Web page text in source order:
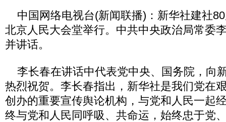
中国网络电视台(新闻联播)：新华社建社
北京人民大会堂举行。中共中央政治局常委
并讲话。
李长春在讲话中代表党中央、国务院，向
热烈祝贺。李长春指出，新华社是我们党在
创办的重要宣传舆论机构，与党和人民一起
终与党和人民同呼吸、共命运，始终忠于党